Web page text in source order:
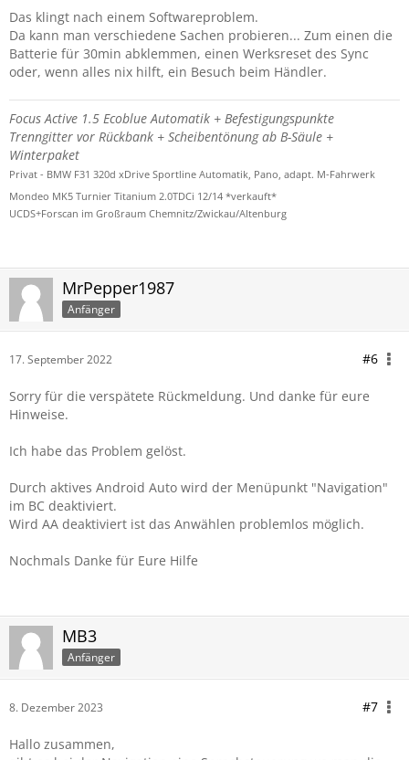
Das klingt nach einem Softwareproblem.
Da kann man verschiedene Sachen probieren... Zum einen die
Batterie für 30min abklemmen, einen Werksreset des Sync
oder, wenn alles nix hilft, ein Besuch beim Händler.
Focus Active 1.5 Ecoblue Automatik + Befestigungspunkte
Trenngitter vor Rückbank + Scheibentönung ab B-Säule +
Winterpaket
Privat - BMW F31 320d xDrive Sportline Automatik, Pano, adapt. M-Fahrwerk
Mondeo MK5 Turnier Titanium 2.0TDCi 12/14 *verkauft*
UCDS+Forscan im Großraum Chemnitz/Zwickau/Altenburg
MrPepper1987
Anfänger
17. September 2022 #6
Sorry für die verspätete Rückmeldung. Und danke für eure
Hinweise.
Ich habe das Problem gelöst.
Durch aktives Android Auto wird der Menüpunkt "Navigation"
im BC deaktiviert.
Wird AA deaktiviert ist das Anwählen problemlos möglich.
Nochmals Danke für Eure Hilfe
MB3
Anfänger
8. Dezember 2023 #7
Hallo zusammen,